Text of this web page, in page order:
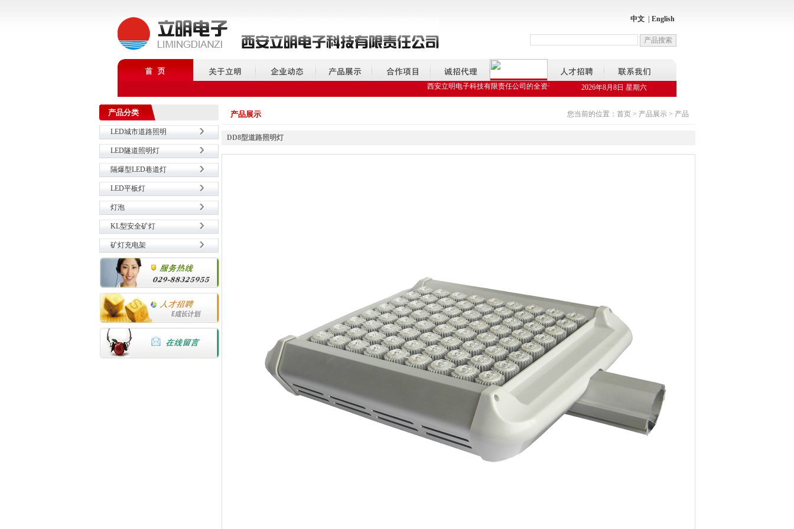
中文 English
西安立明电子科技有限责任公司的全资子公司——陕西邦捷节能服务科技有限公司，是国家发改委备案的合同能源管
2026年8月8日 星期六
产品分类
LED城市道路照明
LED隧道照明灯
隔爆型LED巷道灯
LED平板灯
灯泡
KL型安全矿灯
矿灯充电架
产品展示 您当前的位置：首页 > 产品展示 > 产品
DD8型道路照明灯